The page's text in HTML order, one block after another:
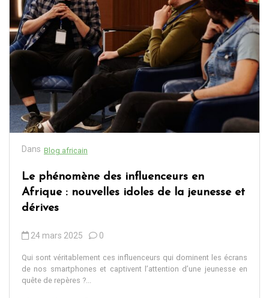
Dans Blog africain
Le phénomène des influenceurs en
Afrique : nouvelles idoles de la jeunesse et
dérives
24 mars 2025 0
Qui sont véritablement ces influenceurs qui dominent les écrans
de nos smartphones et captivent l’attention d’une jeunesse en
quête de repères ?...